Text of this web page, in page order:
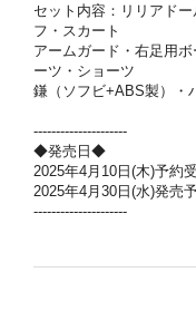
セット内容：リリアド
フ・スカート
アームガード・右足用
ーツ・ショーツ
鎌（ソフビ+ABS製）・
---------------------
◆発売日◆
2025年4月10日(木)予約
2025年4月30日(水)発売
---------------------